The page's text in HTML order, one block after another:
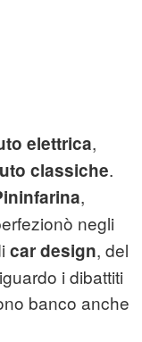
elettrica,
classiche.
,
negli
car design, del
i dibattiti
banco anche